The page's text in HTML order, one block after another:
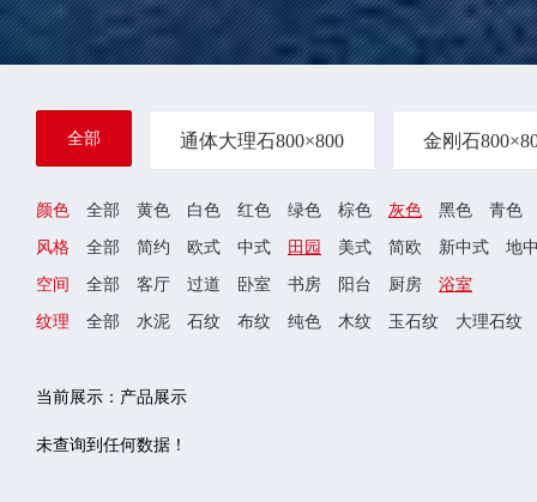
全部 通体大理石800×800 金刚石
颜色 全部 黄色 白色 红色 绿色 棕色 灰色 黑色
青色
风格
全部 简约 欧式 中式 田园 美式 简欧 新中式
地
空间
全部 客厅 过道 卧室 书房 阳台 厨房
浴室
纹理
全部 水泥 石纹 布纹 纯色 木纹 玉石纹 大理石纹
当前展示：产品展示
未查询到任何数据！